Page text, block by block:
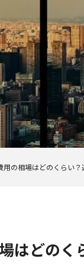
用の相場はどのくらい
はどの